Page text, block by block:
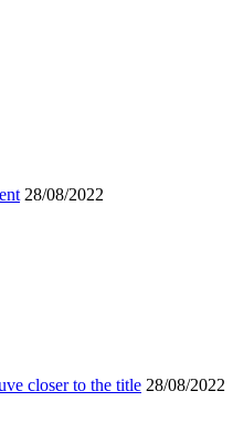
28/08/2022
closer to the title 28/08/2022